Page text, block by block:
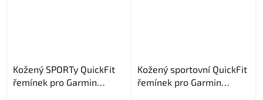
Kožený SPORTy QuickFit
řemínek pro Garmin
Kožený sportovní QuickFit
řemínek pro Garmin